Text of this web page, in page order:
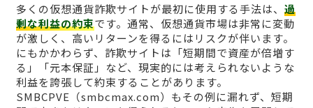
多くの仮想通貨詐欺サイトが最初に使用する手法は、 過
剰な利益の約束です。通常、仮想通貨市場は非常に変動
が激しく、高いリターンを得るにはリスクが伴います。
にもかかわらず、詐欺サイトは「短期間で資産が倍増す
る」「元本保証」など、現実的には考えられないような
利益を誇張して約束することがあります。
SMBCPVE（smbcmax.com）もその例に漏れず、短期